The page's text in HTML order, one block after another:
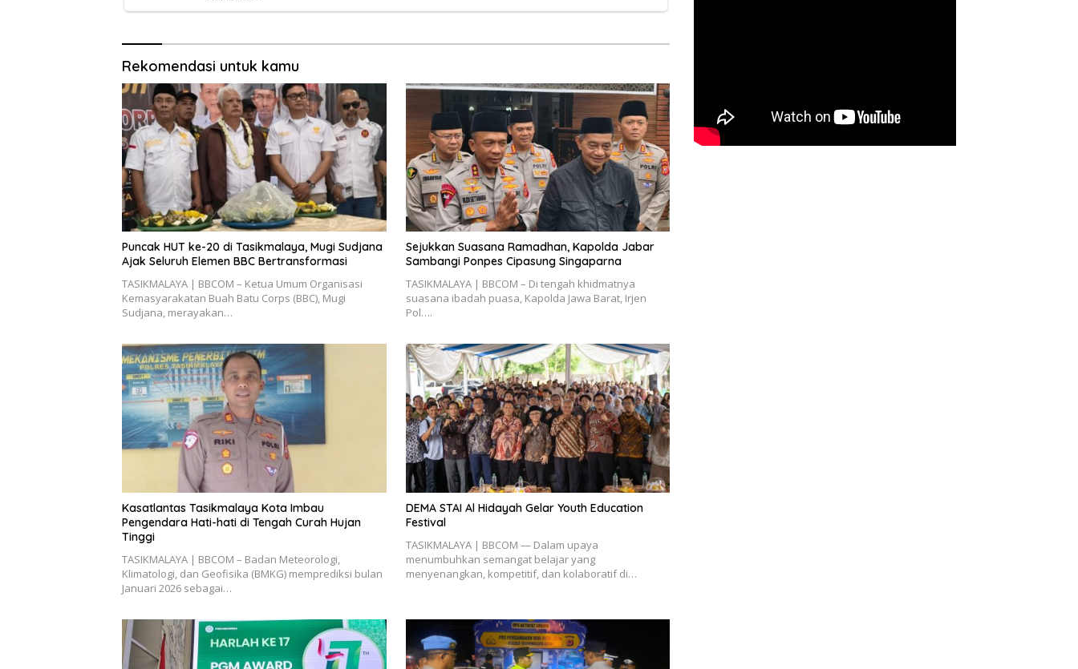
Rekomendasi untuk kamu
Puncak HUT ke-20 di Tasikmalaya, Mugi Sudjana
Ajak Seluruh Elemen BBC Bertransformasi
TASIKMALAYA | BBCOM – Ketua Umum Organisasi
Kemasyarakatan Buah Batu Corps (BBC), Mugi
Sudjana, merayakan…
Sejukkan Suasana Ramadhan, Kapolda Jabar
Sambangi Ponpes Cipasung Singaparna
TASIKMALAYA | BBCOM – Di tengah khidmatnya
suasana ibadah puasa, Kapolda Jawa Barat, Irjen
Pol….
Kasatlantas Tasikmalaya Kota Imbau
Pengendara Hati-hati di Tengah Curah Hujan
Tinggi
TASIKMALAYA | BBCOM – Badan Meteorologi,
Klimatologi, dan Geofisika (BMKG) memprediksi bulan
Januari 2026 sebagai…
DEMA STAI Al Hidayah Gelar Youth Education
Festival
TASIKMALAYA | BBCOM — Dalam upaya
menumbuhkan semangat belajar yang
menyenangkan, kompetitif, dan kolaboratif di…